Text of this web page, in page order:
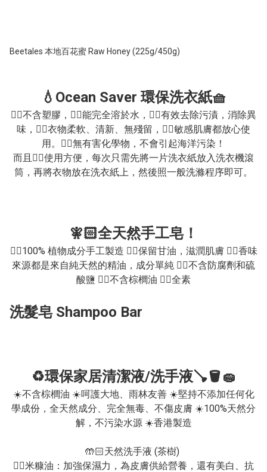
Beetales 本地百花蜜 Raw Honey (225g/450g)
💧Ocean Saver 環保洗衣紙🧺
👍🏻不含塑膠，👍🏻能完全溶於水，👍🏻有效去除污漬，消除異
味，👍🏻衣物柔軟、清新、無殘留，👍🏻敏感肌膚都放心使
用。👍🏻無有害化學物，不會引起海洋污染！
而且👍🏻使用方便，每次只需先將一片洗衣紙放入洗衣機滾
筒，再將衣物放在洗衣紙上，然後照一般洗滌程序即可。
🧚🏻全天然手工皂！
👍🏻100% 植物成分手工製造 👍🏻保留甘油，滋潤肌膚 👍🏻香味
來源都是來自純天然的精油，成分單純 👍🏻不含防腐劑和硫
酸鹽 👍🏻不含棕櫚油 👍🏻全素
洗髮皂 Shampoo Bar
♻️環保家居清潔液/洗手液🪠🪣🧽
☀️不含棕櫚油 ☀️呵護大地、雨林友善 ☀️堅持不添加任何化
學成份，全天然成分、完全無毒、不傷皮膚 ☀️100%天然分
解，不污染水源 ☀️香港製造
🤲🏻天然洗手液 (茶樹)
👉🏻米糠油：加強保濕力，為皮膚供給營養，還有美白、抗